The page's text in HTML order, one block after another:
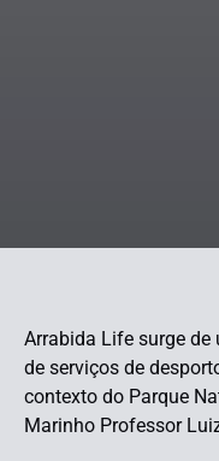
Arrabida Life surge
de serviços de
contexto do Parque
Marinho Professor